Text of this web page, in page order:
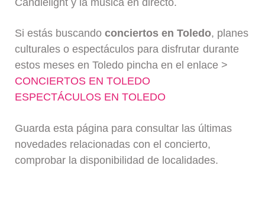
Si estás buscandoconciertos en Toledo, planes
culturales o espectáculos para disfrutar durante
estos meses en Toledo pincha en el enlace >
CONCIERTOS EN TOLEDO
ESPECTÁCULOS EN TOLEDO
Guarda esta página para consultar las últimas
novedades relacionadas con el concierto,
comprobar la disponibilidad de localidades.